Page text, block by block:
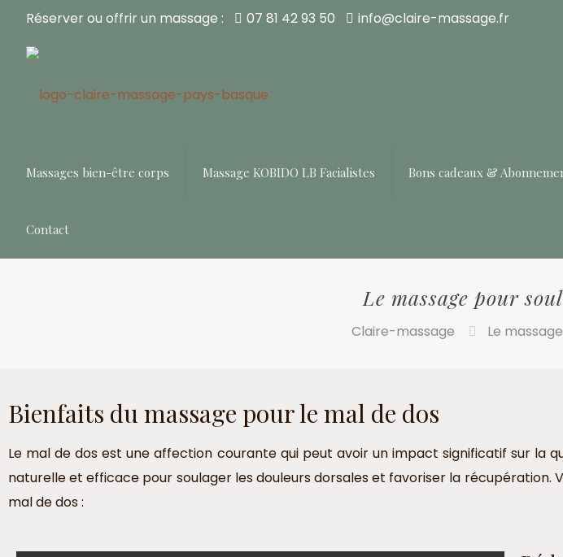
Réserver ou offrir un massage : 07 81 42 93 50 info@claire-massage.fr
Massages bien-être corps Massage KOBIDO LB Facialistes Bons cadeaux &
Contact
Le massage pour
Claire-massage Le
Bienfaits du massage pour le mal de dos
Le mal de dos est une affection courante qui peut avoir un impact significatif sur la
naturelle et efficace pour soulager les douleurs dorsales et favoriser la récupération.
mal de dos :